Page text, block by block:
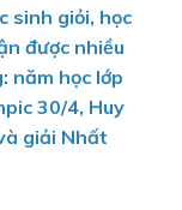
sinh giỏi, học
được nhiều
năm học lớp
30/4, Huy
giải Nhất